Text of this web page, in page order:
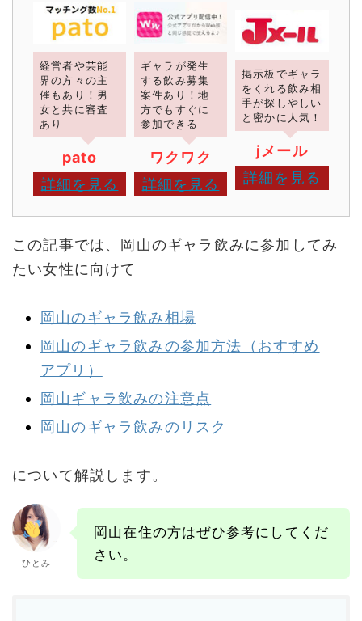
経営者や芸能
界の方々の主
催もあり！男
女と共に審査
あり
pato
詳細を見る
ギャラが発生
する飲み募集
案件あり！地
方でもすぐに
参加できる
ワクワク
詳細を見る
掲示板でギャラ
をくれる飲み相
手が探しやしい
と密かに人気！
jメール
詳細を見る
この記事では、岡山のギャラ飲みに参加してみ
たい女性に向けて
岡山のギャラ飲み相場
岡山のギャラ飲みの参加方法（おすすめ
アプリ）
岡山ギャラ飲みの注意点
岡山のギャラ飲みのリスク
について解説します。
ひとみ
岡山在住の方はぜひ参考にしてくだ
さい。